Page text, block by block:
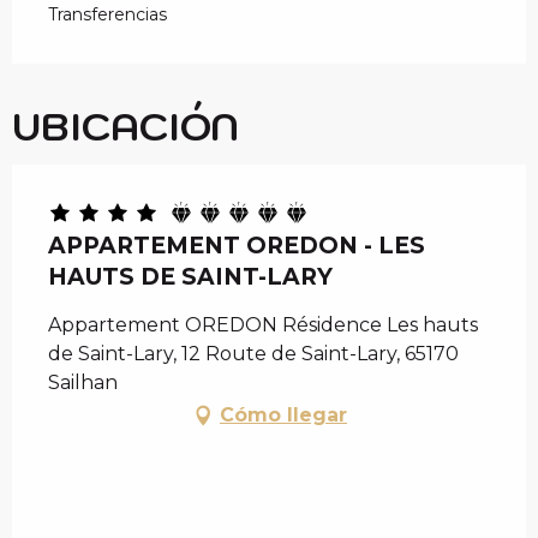
Transferencias
UBICACIÓN
APPARTEMENT OREDON - LES
HAUTS DE SAINT-LARY
Appartement OREDON Résidence Les hauts
de Saint-Lary, 12 Route de Saint-Lary, 65170
Sailhan
Cómo llegar